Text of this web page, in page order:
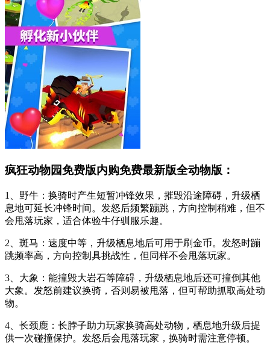
疯狂动物园免费版内购免费最新版全动物版：
1、野牛：换骑时产生短暂冲锋效果，摧毁沿途障碍，升级栖
息地可延长冲锋时间。发怒后频繁蹦跳，方向控制稍难，但不
会甩落玩家，适合体验牛仔驯服乐趣。
2、斑马：速度中等，升级栖息地后可用于刷金币。发怒时蹦
跳频率高，方向控制具挑战性，但同样不会甩落玩家。
3、大象：能撞毁大岩石等障碍，升级栖息地后还可撞倒其他
大象。发怒前建议换骑，否则易被甩落，但可帮助抓取高处动
物。
4、长颈鹿：长脖子助力玩家换骑高处动物，栖息地升级后提
供一次碰撞保护。发怒后会甩落玩家，换骑时需注意停顿。